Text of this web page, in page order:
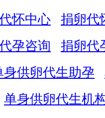
怀中心 捐卵代
孕咨询 捐卵代
身供卵代生助孕
单身供卵代生机